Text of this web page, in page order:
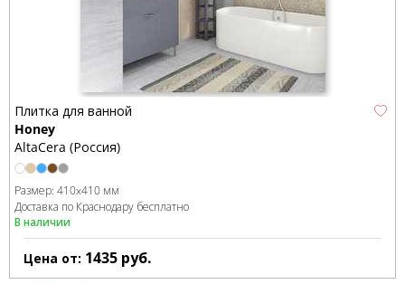
Плитка для ванной
Honey
AltaCera (Россия)
Размер: 410x410 мм
Доставка по Краснодару бесплатно
В наличии
Цена от: 1435 руб.